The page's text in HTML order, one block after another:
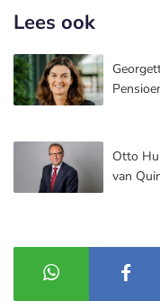
Lees ook
Otto
van